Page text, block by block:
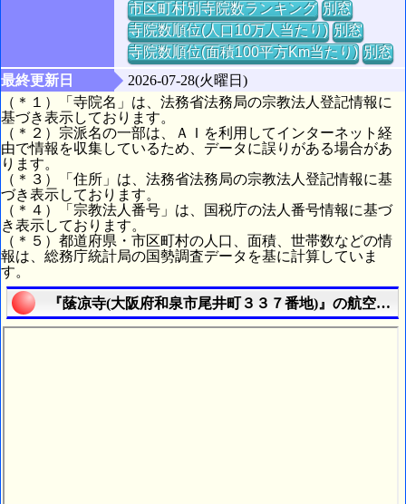
市区町村別寺院数ランキング 別窓
寺院数順位(人口10万人当たり) 別窓
寺院数順位(面積100平方Km当たり) 別窓
最終更新日
2026-07-28(火曜日)
（＊１）「寺院名」は、法務省法務局の宗教法人登記情報に
基づき表示しております。
（＊２）宗派名の一部は、ＡＩを利用してインターネット経
由で情報を収集しているため、データに誤りがある場合があ
ります。
（＊３）「住所」は、法務省法務局の宗教法人登記情報に基
づき表示しております。
（＊４）「宗教法人番号」は、国税庁の法人番号情報に基づ
き表示しております。
（＊５）都道府県・市区町村の人口、面積、世帯数などの情
報は、総務庁統計局の国勢調査データを基に計算していま
す。
『䕃凉寺(大阪府和泉市尾井町３３７番地)』の航空写真